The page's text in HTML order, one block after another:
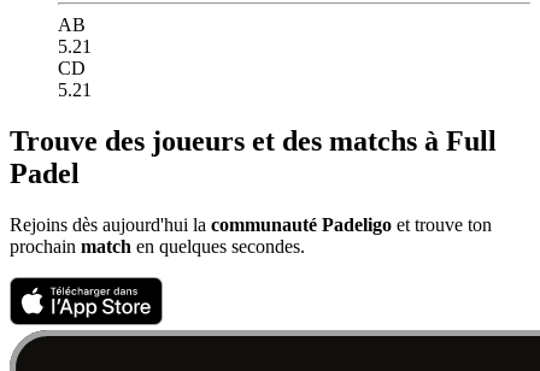
AB
5.21
CD
5.21
Trouve des joueurs et des matchs à Full
Padel
Rejoins dès aujourd'hui la communauté Padeligo et trouve ton
prochain match en quelques secondes.